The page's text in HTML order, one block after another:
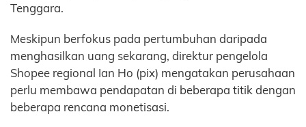
Tenggara.
Meskipun berfokus pada pertumbuhan daripada
menghasilkan uang sekarang, direktur pengelola
Shopee regional Ian Ho (pix) mengatakan perusahaan
perlu membawa pendapatan di beberapa titik dengan
beberapa rencana monetisasi.